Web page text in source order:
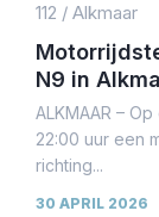
112 / Alkmaar
N9 in
ALKMAAR –
22:00 uur een
richting...
30 APRIL 2026